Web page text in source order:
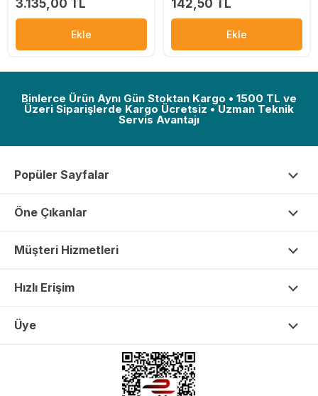
3.135,00 TL
Ekle
142,50 TL
Ekle
Binlerce Ürün Aynı Gün Stoktan Kargo • 1500 TL ve
Üzeri Siparişlerde Kargo Ücretsiz • Uzman Teknik
Servis Avantajı
Popüler Sayfalar
Öne Çıkanlar
Müşteri Hizmetleri
Hızlı Erişim
Üye